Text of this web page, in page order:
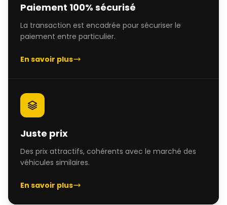
Paiement 100% sécurisé
La transaction est encadrée pour sécuriser le
paiement entre particulier.
En savoir plus
Juste prix
Des prix attractifs, cohérents avec le marché des
véhicules similaires.
En savoir plus